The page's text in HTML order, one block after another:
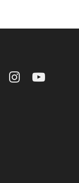
InstagramYouTube